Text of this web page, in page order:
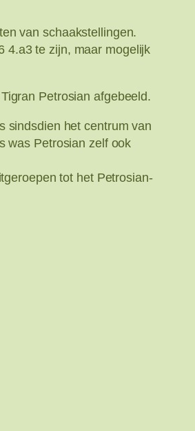
van schaakstellingen.
4.a3 te zijn, maar mogelijk
Petrosian afgebeeld.
sindsdien het centrum van
was Petrosian zelf ook
tot het Petrosian-